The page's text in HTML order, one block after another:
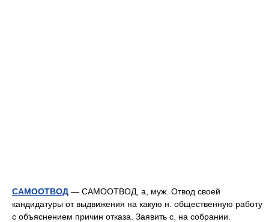
САМООТВОД — САМООТВОД, а, муж. Отвод своей
кандидатуры от выдвижения на какую н. общественную работу
с объяснением причин отказа. Заявить с. на собрании.